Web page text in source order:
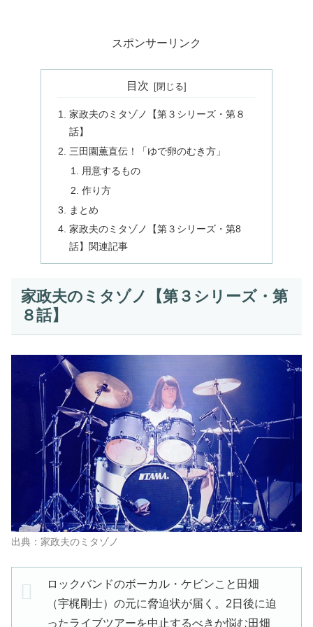
スポンサーリンク
目次
家政夫のミタゾノ【第３シリーズ・第８
話】
三田園薫直伝！「ゆで卵のむき方」
用意するもの
作り方
まとめ
家政夫のミタゾノ【第３シリーズ・第8
話】関連記事
家政夫のミタゾノ【第３シリーズ・第
８話】
出典：家政夫のミタゾノ
ロックバンドのボーカル・ケビンこと田畑
（宇梶剛士）の元に脅迫状が届く。2日後に迫
ったライブツアーを中止するべきか悩む田畑